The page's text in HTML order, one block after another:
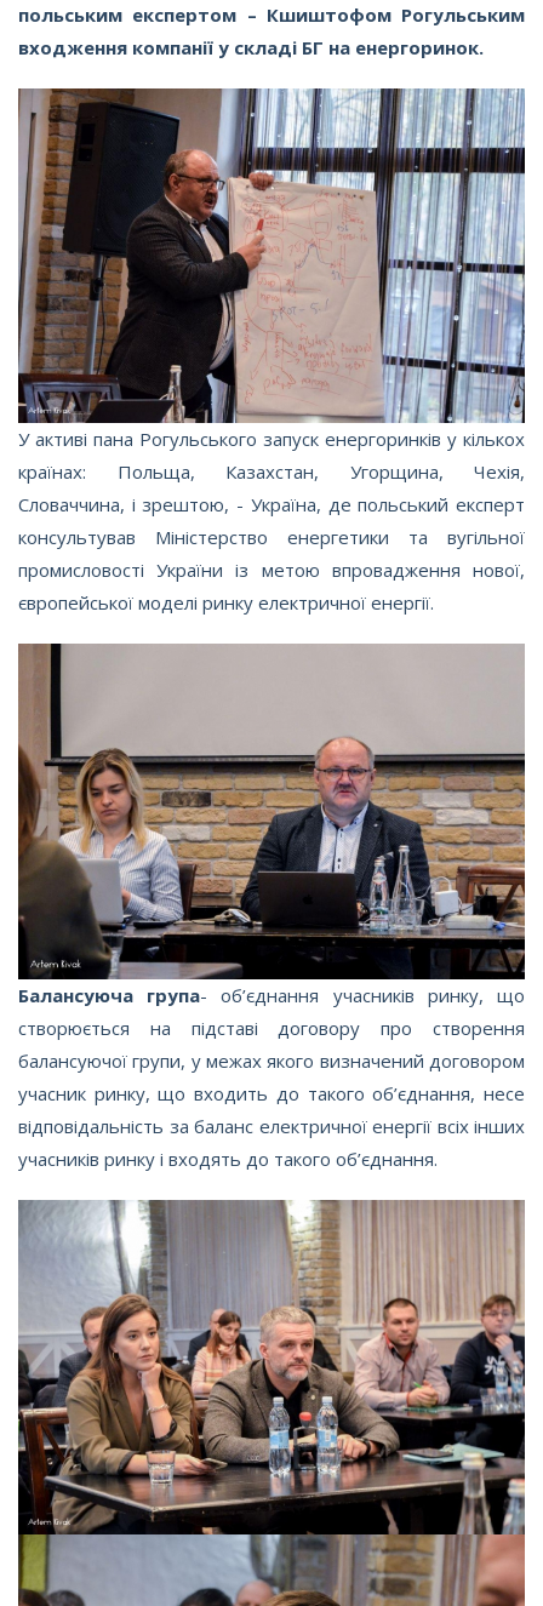
польським експертом – Кшиштофом Рогульським
входження компанії у складі БГ на енергоринок.
У активі пана Рогульського запуск енергоринків у кількох
країнах: Польща, Казахстан, Угорщина, Чехія,
Словаччина, і зрештою, - Україна, де польський експерт
консультував Міністерство енергетики та вугільної
промисловості України із метою впровадження нової,
європейської моделі ринку електричної енергії.
Балансуюча група- об’єднання учасників ринку, що
створюється на підставі договору про створення
балансуючої групи, у межах якого визначений договором
учасник ринку, що входить до такого об’єднання, несе
відповідальність за баланс електричної енергії всіх інших
учасників ринку і входять до такого об’єднання.